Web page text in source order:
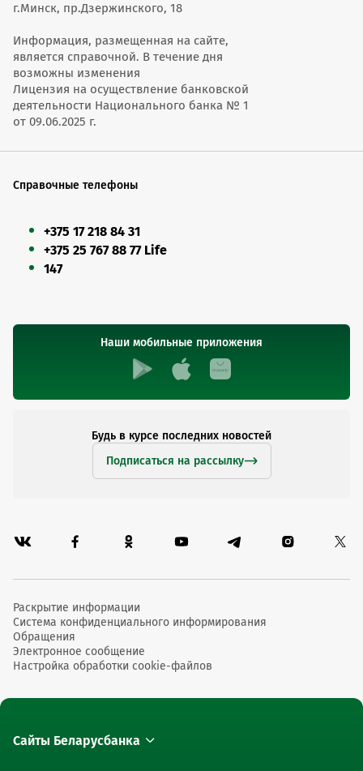
г.Минск, пр.Дзержинского, 18
Информация, размещенная на сайте,
является справочной. В течение дня
возможны изменения
Лицензия на осуществление банковской
деятельности Национального банка № 1
от 09.06.2025 г.
Справочные телефоны
+375 17 218 84 31
+375 25 767 88 77 Life
147
Наши мобильные приложения
Будь в курсе последних новостей
Подписаться на рассылку
Раскрытие информации
Система конфиденциального информирования
Обращения
Электронное сообщение
Настройка обработки cookie-файлов
Сайты Беларусбанка